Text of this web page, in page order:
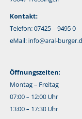
Kontakt:
Telefon: 07425 – 9495 0
eMail: info@aral-
Öffnungszeiten:
Montag – Freitag
07:00 – 12:00 Uhr
13:00 – 17:30 Uhr